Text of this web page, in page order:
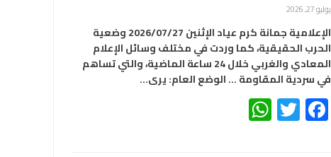
يوليو 27, 2026
الإعلامية جمانة كرم عياد الإثنين 2026/07/27 وضعية
الحرب الحقيقية، كما وردت في مختلف وسائل الإعلام
المعادي والغربي خلال 24 ساعة الماضية، والتي تساهم
في سردية المقاومة … الوضع العام: يرى…
Facebook
Twitter